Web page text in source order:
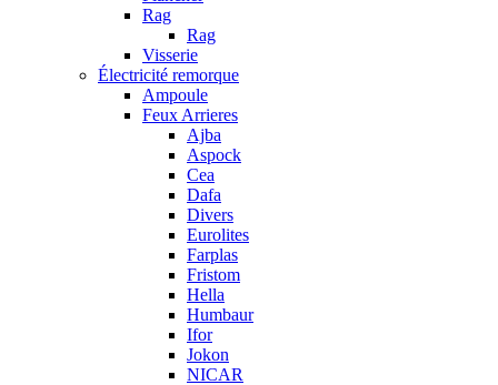
Rag
Rag
Visserie
Électricité remorque
Ampoule
Feux Arrieres
Ajba
Aspock
Cea
Dafa
Divers
Eurolites
Farplas
Fristom
Hella
Humbaur
Ifor
Jokon
NICAR